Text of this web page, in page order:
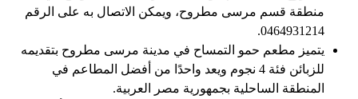
منطقة قسم مرسى مطروح، ويمكن الاتصال به على الرقم
0464931214.
يتميز مطعم حمو التمساح في مدينة مرسى مطروح بتقديمه
للزبائن فئة 4 نجوم ويعد واحدًا من أفضل المطاعم في
المنطقة الساحلية بجمهورية مصر العربية.